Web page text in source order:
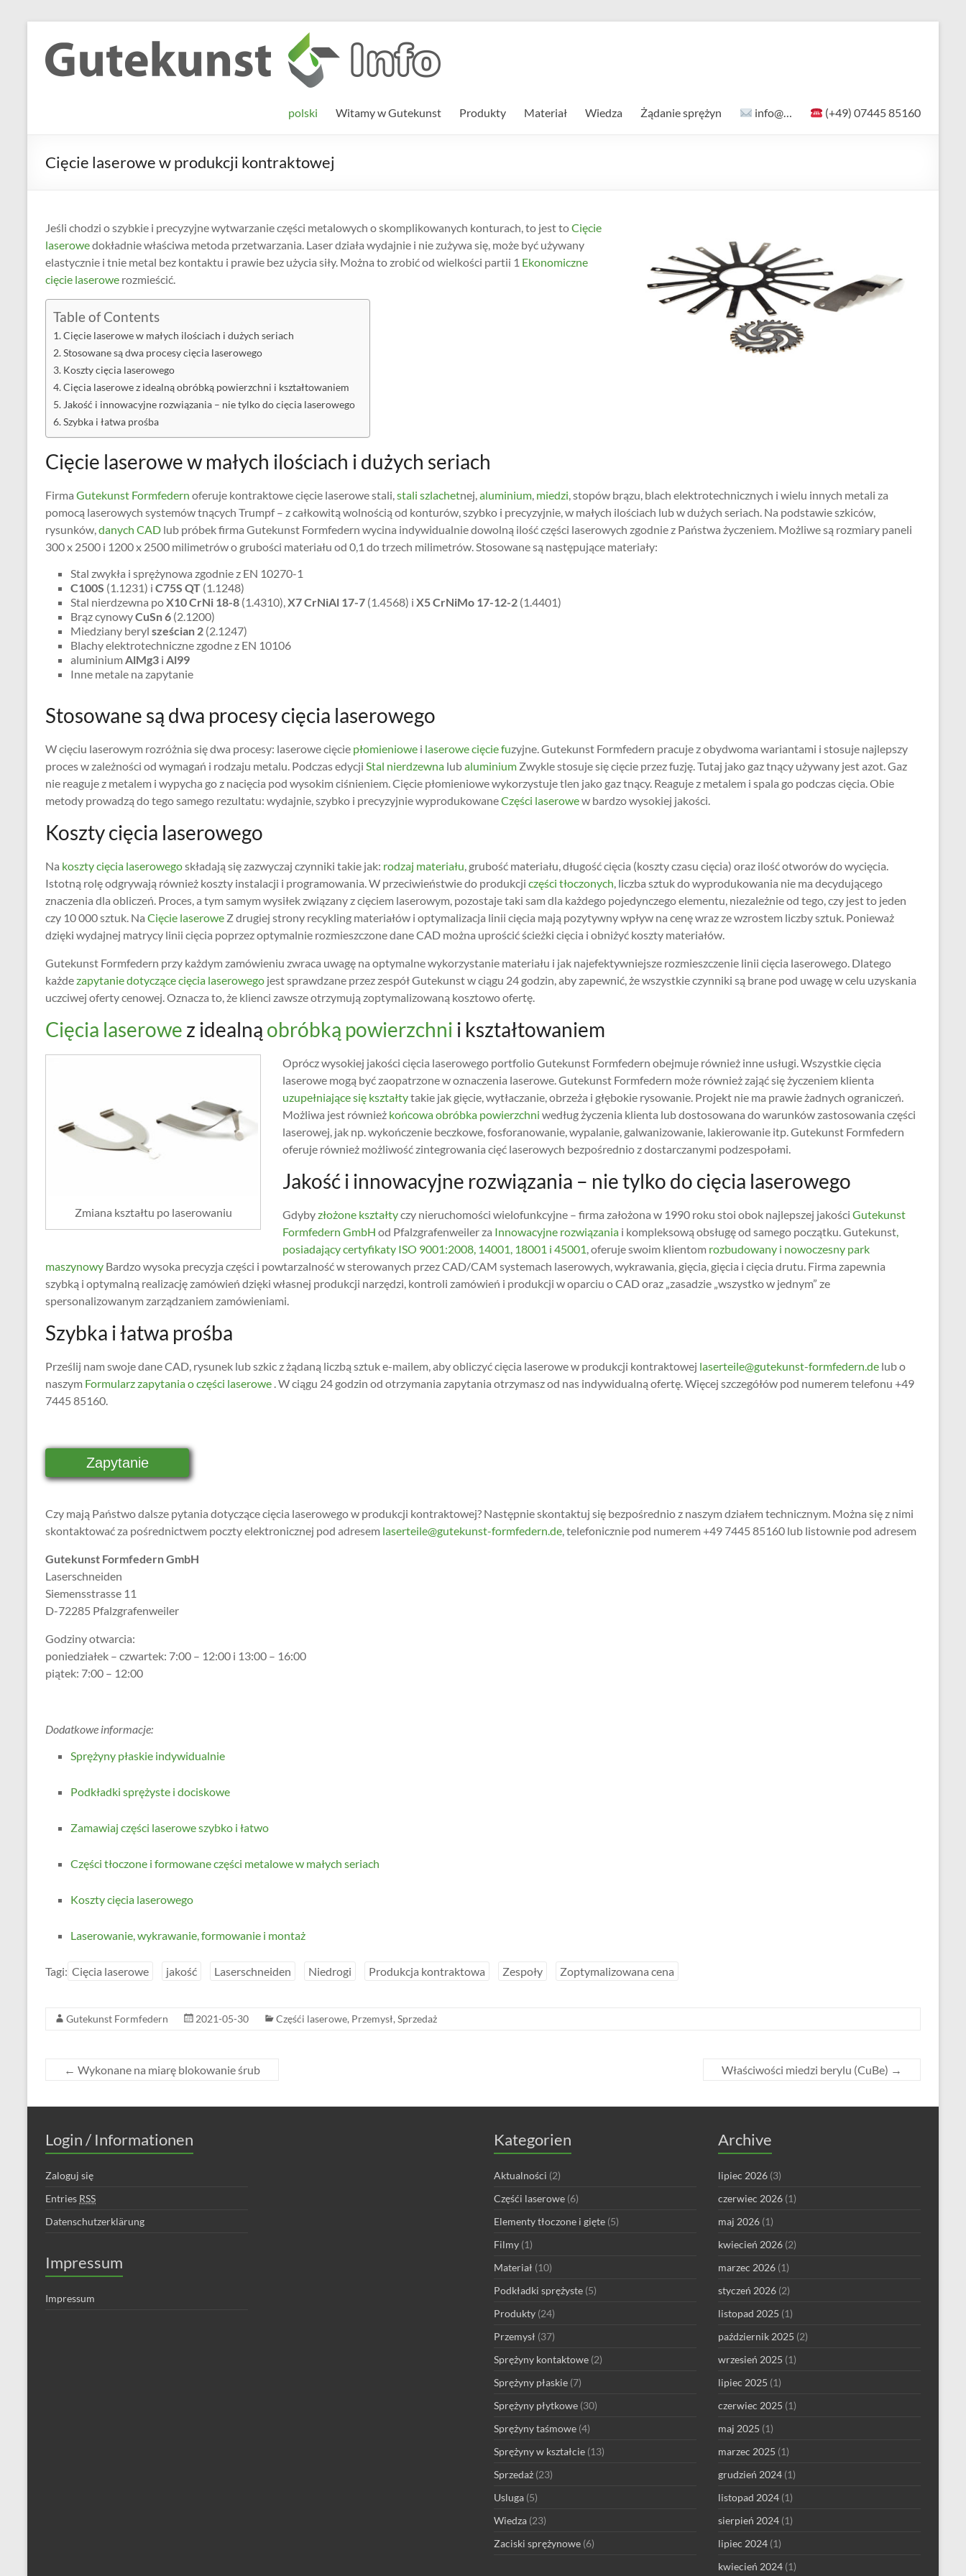
content
Gutekunst
Formfedern
Informationen
und
Wissenswertes
polski Witamy w Gutekunst Produkty Materiał Wiedza Żądanie sprężyn info@… (+49) 07445 85160
Cięcie laserowe w produkcji kontraktowej
Jeśli chodzi o szybkie i precyzyjne wytwarzanie części metalowych o skomplikowanych konturach, to jest toCięcie
laserowedokładnie właściwa metoda przetwarzania. Laser działa wydajnie i nie zużywa się, może być używany
elastycznie i tnie metal bez kontaktu i prawie bez użycia siły. Można to zrobić od wielkości partii 1 Ekonomiczne
cięcie laserowe rozmieścić.
Table of Contents
Cięcie laserowe w małych ilościach i dużych seriach
Stosowane są dwa procesy cięcia laserowego
Koszty cięcia laserowego
Cięcia laserowe z idealną obróbką powierzchni i kształtowaniem
Jakość i innowacyjne rozwiązania – nie tylko do cięcia laserowego
Szybka i łatwa prośba
Cięcie laserowe w małych ilościach i dużych seriach
Firma Gutekunst Formfedern oferuje kontraktowe cięcie laserowe stali,stali szlachetnej,aluminium, miedzi, stopów brązu, blach elektrotechnicznych i wielu innych metali za
pomocą laserowych systemów tnących Trumpf – z całkowitą wolnością od konturów, szybko i precyzyjnie, w małych ilościach lub w dużych seriach. Na podstawie szkiców,
rysunków,danych CAD lub próbek firma Gutekunst Formfedern wycina indywidualnie dowolną ilość części laserowych zgodnie z Państwa życzeniem. Możliwe są rozmiary paneli
300 x 2500 i 1200 x 2500 milimetrów o grubości materiału od 0,1 do trzech milimetrów. Stosowane są następujące materiały:
Stal zwykła i sprężynowa zgodnie z EN 10270-1
C100S (1.1231) i C75S QT (1.1248)
Stal nierdzewna poX10 CrNi 18-8 (1.4310),X7 CrNiAl 17-7 (1.4568) i X5 CrNiMo 17-12-2 (1.4401)
Brąz cynowyCuSn 6 (2.1200)
Miedziany beryl sześcian 2 (2.1247)
Blachy elektrotechniczne zgodne z EN 10106
aluminiumAlMg3 i Al99
Inne metale na zapytanie
Stosowane są dwa procesy cięcia laserowego
W cięciu laserowym rozróżnia się dwa procesy: laserowe cięcie płomieniowe i laserowe cięcie fuzyjne. Gutekunst Formfedern pracuje z obydwoma wariantami i stosuje najlepszy
proces w zależności od wymagań i rodzaju metalu. Podczas edycji Stal nierdzewna lubaluminium Zwykle stosuje się cięcie przez fuzję. Tutaj jako gaz tnący używany jest azot. Gaz
nie reaguje z metalem i wypycha go z nacięcia pod wysokim ciśnieniem. Cięcie płomieniowe wykorzystuje tlen jako gaz tnący. Reaguje z metalem i spala go podczas cięcia. Obie
metody prowadzą do tego samego rezultatu: wydajnie, szybko i precyzyjnie wyprodukowaneCzęści laserowew bardzo wysokiej jakości.
Koszty cięcia laserowego
Na kosztycięcia laserowegoskładają się zazwyczaj czynniki takie jak: rodzaj materiału, grubość materiału, długość cięcia (koszty czasu cięcia) oraz ilość otworów do wycięcia.
Istotną rolę odgrywają również koszty instalacji i programowania. W przeciwieństwie do produkcji części tłoczonych, liczba sztuk do wyprodukowania nie ma decydującego
znaczenia dla obliczeń. Proces, a tym samym wysiłek związany z cięciem laserowym, pozostaje taki sam dla każdego pojedynczego elementu, niezależnie od tego, czy jest to jeden
czy 10 000 sztuk. Na Cięcie laserowe Z drugiej strony recykling materiałów i optymalizacja linii cięcia mają pozytywny wpływ na cenę wraz ze wzrostem liczby sztuk. Ponieważ
dzięki wydajnej matrycy linii cięcia poprzez optymalnie rozmieszczone dane CAD można uprościć ścieżki cięcia i obniżyć koszty materiałów.
Gutekunst Formfedern przy każdym zamówieniu zwraca uwagę na optymalne wykorzystanie materiału i jak najefektywniejsze rozmieszczenie linii cięcia laserowego. Dlatego
każdezapytanie dotyczące cięcia laserowego jest sprawdzane przez zespół Gutekunst w ciągu 24 godzin, aby zapewnić, że wszystkie czynniki są brane pod uwagę w celu uzyskania
uczciwej oferty cenowej. Oznacza to, że klienci zawsze otrzymują zoptymalizowaną kosztowo ofertę.
Cięcia laserowe z idealną obróbką powierzchni i kształtowaniem
Zmiana kształtu po laserowaniu
Oprócz wysokiej jakości cięcia laserowego portfolio Gutekunst Formfedern obejmuje również inne usługi. Wszystkie cięcia
laserowe mogą być zaopatrzone w oznaczenia laserowe. Gutekunst Formfedern może również zająć się życzeniem klienta
uzupełniające się kształtytakie jak gięcie, wytłaczanie, obrzeża i głębokie rysowanie. Projekt nie ma prawie żadnych ograniczeń.
Możliwa jest również końcowa obróbka powierzchni według życzenia klienta lub dostosowana do warunków zastosowania części
laserowej, jak np. wykończenie beczkowe, fosforanowanie, wypalanie, galwanizowanie, lakierowanie itp. Gutekunst Formfedern
oferuje również możliwość zintegrowania cięć laserowych bezpośrednio z dostarczanymi podzespołami.
Jakość i innowacyjne rozwiązania – nie tylko do cięcia laserowego
Gdybyzłożone kształtyczy nieruchomości wielofunkcyjne – firma założona w 1990 roku stoi obok najlepszej jakości Gutekunst
Formfedern GmbH od Pfalzgrafenweiler za Innowacyjne rozwiązania i kompleksową obsługę od samego początku. Gutekunst,
posiadający certyfikaty ISO 9001:2008, 14001, 18001 i 45001, oferuje swoim klientom rozbudowany i nowoczesny park
maszynowy Bardzo wysoka precyzja części i powtarzalność w sterowanych przez CAD/CAM systemach laserowych, wykrawania, gięcia, gięcia i cięcia drutu. Firma zapewnia
szybką i optymalną realizację zamówień dzięki własnej produkcji narzędzi, kontroli zamówień i produkcji w oparciu o CAD oraz „zasadzie „wszystko w jednym” ze
spersonalizowanym zarządzaniem zamówieniami.
Szybka i łatwa prośba
Prześlij nam swoje dane CAD, rysunek lub szkic z żądaną liczbą sztuk e-mailem, aby obliczyć cięcia laserowe w produkcji kontraktowej laserteile@gutekunst-formfedern.de lub o
naszym Formularz zapytania o części laserowe . W ciągu 24 godzin od otrzymania zapytania otrzymasz od nas indywidualną ofertę. Więcej szczegółów pod numerem telefonu +49
7445 85160.
Zapytanie
Czy mają Państwo dalsze pytania dotyczące cięcia laserowego w produkcji kontraktowej? Następnie skontaktuj się bezpośrednio z naszym działem technicznym. Można się z nimi
skontaktować za pośrednictwem poczty elektronicznej pod adresem laserteile@gutekunst-formfedern.de, telefonicznie pod numerem +49 7445 85160 lub listownie pod adresem
Gutekunst Formfedern GmbH
Laserschneiden
Siemensstrasse 11
D-72285 Pfalzgrafenweiler
Godziny otwarcia:
poniedziałek – czwartek: 7:00 – 12:00 i 13:00 – 16:00
piątek: 7:00 – 12:00
Dodatkowe informacje:
Sprężyny płaskie indywidualnie
Podkładki sprężyste i dociskowe
Zamawiaj części laserowe szybko i łatwo
Części tłoczone i formowane części metalowe w małych seriach
Koszty cięcia laserowego
Laserowanie, wykrawanie, formowanie i montaż
Tagi: Cięcia laserowe jakość Laserschneiden Niedrogi Produkcja kontraktowa Zespoły Zoptymalizowana cena
Gutekunst Formfedern 2021-05-30 Częśći laserowe, Przemysł, Sprzedaż
← Wykonane na miarę blokowanie śrub Właściwości miedzi berylu (CuBe) →
Login / Informationen
Zaloguj się
Entries RSS
Datenschutzerklärung
Impressum
Impressum
Kategorien
Aktualności (2)
Częśći laserowe (6)
Elementy tłoczone i gięte (5)
Filmy (1)
Materiał (10)
Podkładki sprężyste (5)
Produkty (24)
Przemysł (37)
Sprężyny kontaktowe (2)
Sprężyny płaskie (7)
Sprężyny płytkowe (30)
Sprężyny taśmowe (4)
Sprężyny w kształcie (13)
Sprzedaż (23)
Usluga (5)
Wiedza (23)
Zaciski sprężynowe (6)
Archive
lipiec 2026 (3)
czerwiec 2026 (1)
maj 2026 (1)
kwiecień 2026 (2)
marzec 2026 (1)
styczeń 2026 (2)
listopad 2025 (1)
październik 2025 (2)
wrzesień 2025 (1)
lipiec 2025 (1)
czerwiec 2025 (1)
maj 2025 (1)
marzec 2025 (1)
grudzień 2024 (1)
listopad 2024 (1)
sierpień 2024 (1)
lipiec 2024 (1)
kwiecień 2024 (1)